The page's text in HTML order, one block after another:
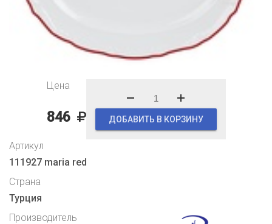
Цена
846 ДОБАВИТЬ В КОРЗИНУ
Артикул
111927 maria red
Страна
Турция
Производитель